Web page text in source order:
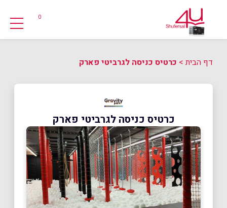
0
דף הבית> כרטיס כניסה לגרביטי פארק
כרטיס כניסה לגרביטי פארק